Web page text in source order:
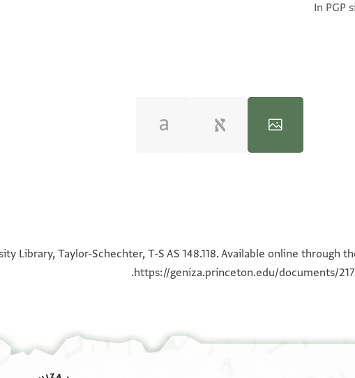
In PGP
100%
100%
Library, Taylor-Schechter, T-S AS 148.118. Available online through
https://geniza.princeton.edu/documents/